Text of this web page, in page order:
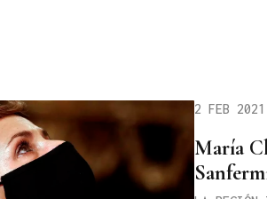
2 FEB 2021
María